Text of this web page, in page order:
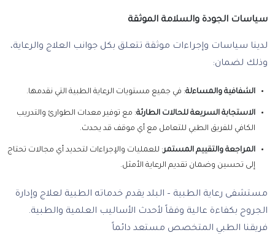
سياسات الجودة والسلامة الموثقة
لدينا سياسات وإجراءات موثقة تتعلق بكل جوانب العلاج والرعاية،
وذلك لضمان:
الشفافية والمساءلة: في جميع مستويات الرعاية الطبية التي نقدمها.
الاستجابة السريعة للحالات الطارئة: مع توفير معدات الطوارئ والتدريب
الكافي للفريق الطبي للتعامل مع أي موقف قد يحدث.
المراجعة والتقييم المستمر: للعمليات والإجراءات لتحديد أي مجالات تحتاج
إلى تحسين وضمان تقديم الرعاية الأمثل.
مستشفى رعاية الطبية – البلد يقدم خدماته الطبية لعلاج وإدارة
الجروح بكفاءة عالية وفقاً لأحدث الأساليب العلمية والطبية.
فريقنا الطبي المتخصص مستعد دائماً